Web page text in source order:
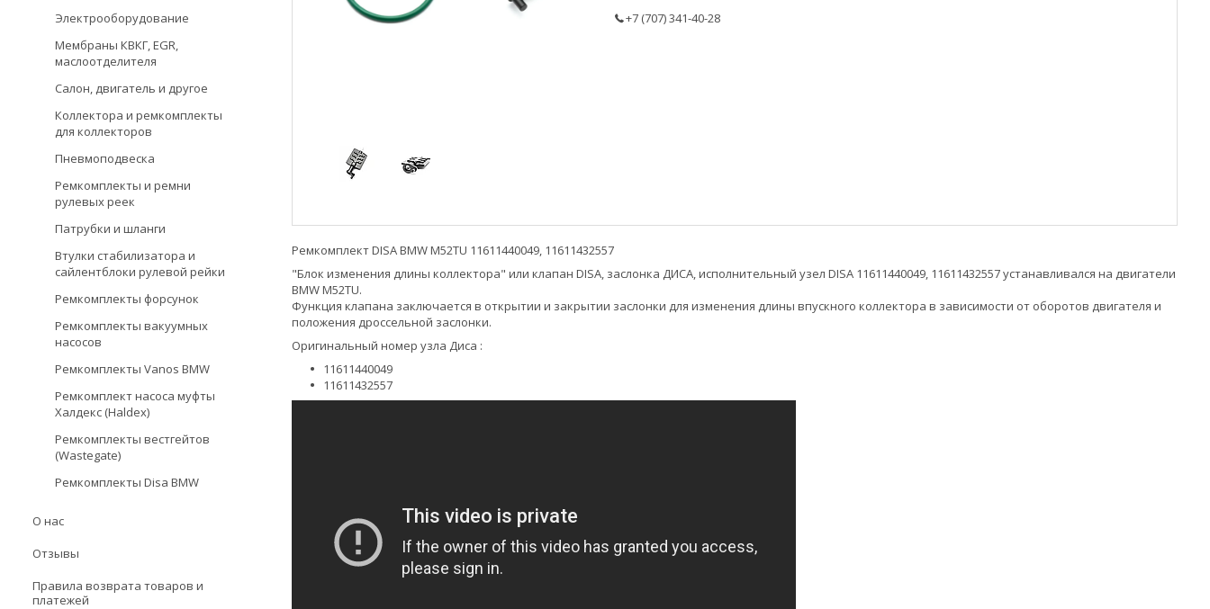
+7 (707) 341-40-28
Ремкомплект DISA BMW M52TU 11611440049, 11611432557
"Блок изменения длины коллектора" или клапан DISA, заслонка ДИСА, исполнительный узел DISA 11611440049, 11611432557 устанавливался на двигатели
BMW M52TU.
Функция клапана заключается в открытии и закрытии заслонки для изменения длины впускного коллектора в зависимости от оборотов двигателя и
положения дроссельной заслонки.
Оригинальный номер узла Диса :
11611440049
11611432557
Электрооборудование
Мембраны КВКГ, EGR,
маслоотделителя
Салон, двигатель и другое
Коллектора и ремкомплекты
для коллекторов
Пневмоподвеска
Ремкомплекты и ремни
рулевых реек
Патрубки и шланги
Втулки стабилизатора и
сайлентблоки рулевой рейки
Ремкомплекты форсунок
Ремкомплекты вакуумных
насосов
Ремкомплекты Vanos BMW
Ремкомплект насоса муфты
Халдекс (Haldex)
Ремкомплекты вестгейтов
(Wastegate)
Ремкомплекты Disa BMW
О нас
Отзывы
Правила возврата товаров и
платежей